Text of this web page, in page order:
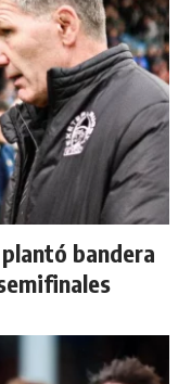
bandera